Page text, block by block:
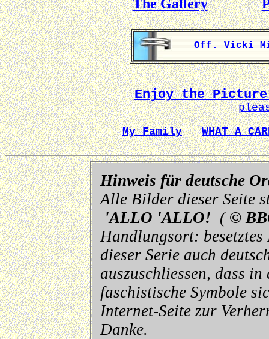
The Gallery
Off. Vicki
Enjoy the Picture
My Family
WHAT A
Hinweis für deutsche
Alle Bilder dieser Seite
'ALLO 'ALLO! ( ©
Handlungsort:
dieser Serie auch
auszuschliessen, dass in
faschistische Symbole
Internet-Seite zur
Danke.